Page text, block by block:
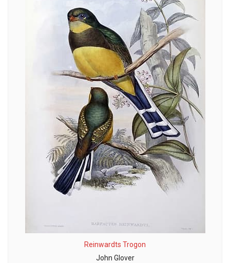
Reinwardts Trogon
John Glover